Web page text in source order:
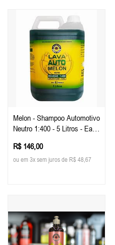
Melon - Shampoo Automotivo
Neutro 1:400 - 5 Litros - Easy
R$ 146,00
ou em 3x sem juros de R$ 48,67